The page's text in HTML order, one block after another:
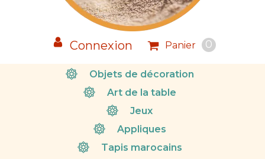
Connexion Panier 0
Objets de décoration
Art de la table
Jeux
Appliques
Tapis marocains